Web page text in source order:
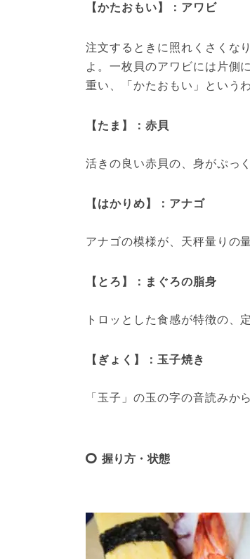
【かたおもい】：アワビ
注文するときに照れくさくな
よ。一枚貝のアワビには片側
重い、「かたおもい」という
【たま】：赤貝
活きの良い赤貝の、身がぷっ
【はかりめ】：アナゴ
アナゴの模様が、天秤量りの
【とろ】：まぐろの脂身
トロッとした食感が特徴の、
【ぎょく】：玉子焼き
「玉子」の玉の字の音読みか
握り方・状態